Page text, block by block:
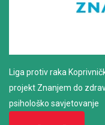
Liga protiv raka
projekt Znanjem do
psihološko savjetovanje